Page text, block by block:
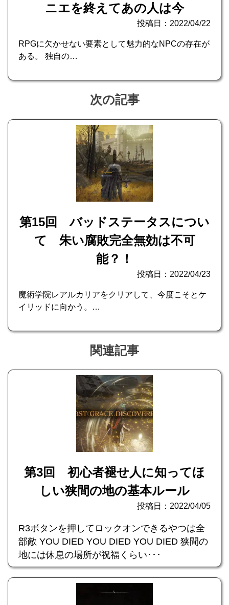
ニエを終えてあの人は今
投稿日：2022/04/22
RPGに欠かせない要素として魅力的なNPCの存在が
ある。 独自の…
次の記事
第15回 バッドステータスについ
て 朱い腐敗完全無効は不可
能？！
投稿日：2022/04/23
魔術学院レアルカリアをクリアして、今度こそとケ
イリッドに向かう。…
関連記事
第3回 初心者褪せ人に知ってほ
しい狭間の地の基本ルール
投稿日：2022/04/05
R3ボタンを押してロックオンできるやつは全
部敵 YOU DIED YOU DIED YOU DIED 狭間の
地には休息の場所が祝福くらい･･･